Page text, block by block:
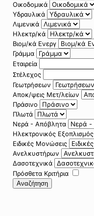
Οικοδομικά
Υδραυλικά
Λιμενικά
Ηλεκτρ/κά
Βιομ/κά Ενεργ
Γράμμα
Εταιρεία
Στέλεχος
Γεωτρήσεων
Αποκ/ψεις Μετ/λείων
Πράσινο
Πλωτά
Νερά - Απόβλητα
Ηλεκτρονικός Εξοπλισμός
Ειδικές Μονώσεις
Ανελκυστήρων
Δασοτεχνικά
Πρόσθετα Κριτήρια
Αναζήτηση